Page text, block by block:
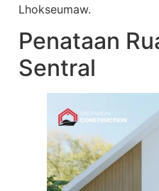
Lhokseumaw.
Penataan
Sentral